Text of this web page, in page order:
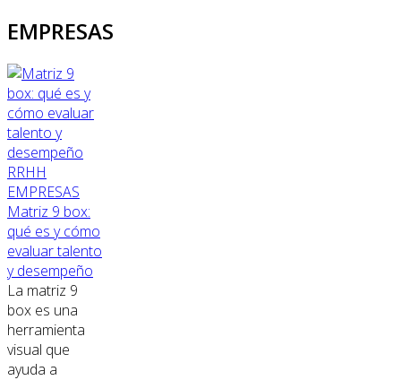
EMPRESAS
RRHH
EMPRESAS
Matriz 9 box:
qué es y cómo
evaluar talento
y desempeño
La matriz 9
box es una
herramienta
visual que
ayuda a